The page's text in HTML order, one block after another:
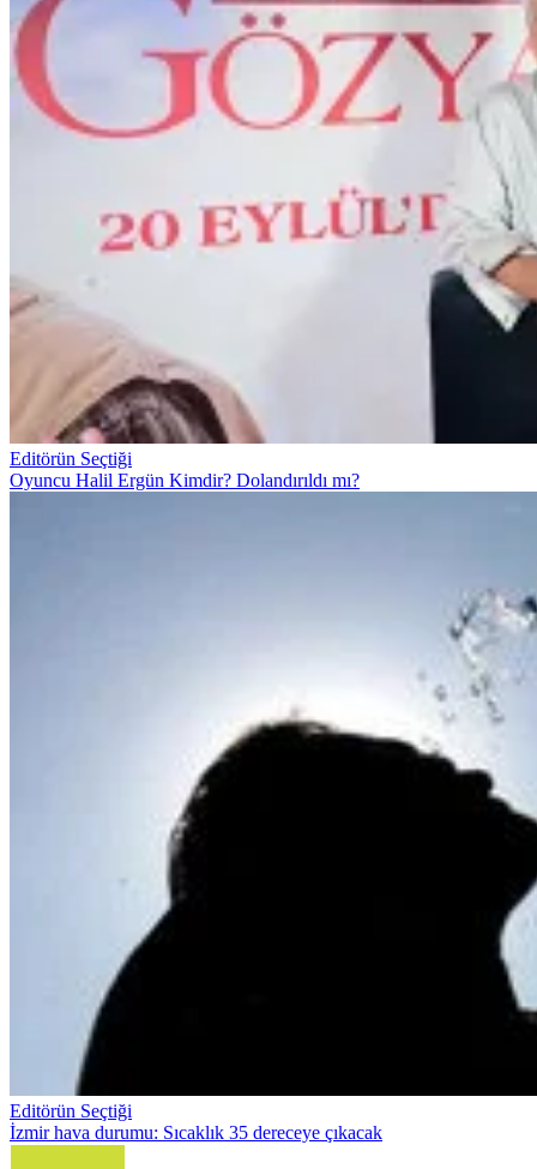
Editörün Seçtiği
Oyuncu Halil Ergün Kimdir? Dolandırıldı mı?
Editörün Seçtiği
İzmir hava durumu: Sıcaklık 35 dereceye çıkacak